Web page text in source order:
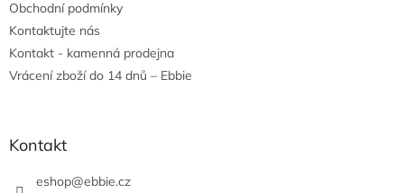
Obchodní podmínky
Kontaktujte nás
Kontakt - kamenná prodejna
Vrácení zboží do 14 dnů – Ebbie
Kontakt
eshop@ebbie.cz